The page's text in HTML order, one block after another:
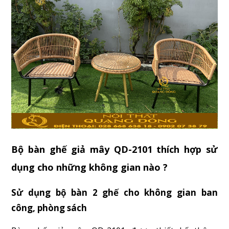
Bộ bàn ghế giả mây QD-2101 thích hợp sử
dụng cho những không gian nào ?
Sử dụng bộ bàn 2 ghế cho không gian ban
công, phòng sách